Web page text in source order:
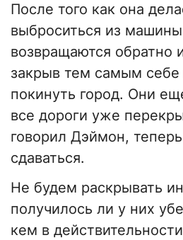
После того как она
выброситься из
возвращаются обратно
закрыв тем самым
покинуть город. Они
все дороги уже
говорил Дэймон,
сдаваться.
Не будем раскрывать
получилось ли у них
кем в